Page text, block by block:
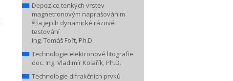
Depozice tenkých vrstev
magnetronovým naprašováním
a jejich dynamické rázové
testování
Ing. Tomáš Fořt, Ph.D.
Technologie elektronové litografie
doc. Ing. Vladimír Kolařík, Ph.D.
Technologie difrakčních prvků